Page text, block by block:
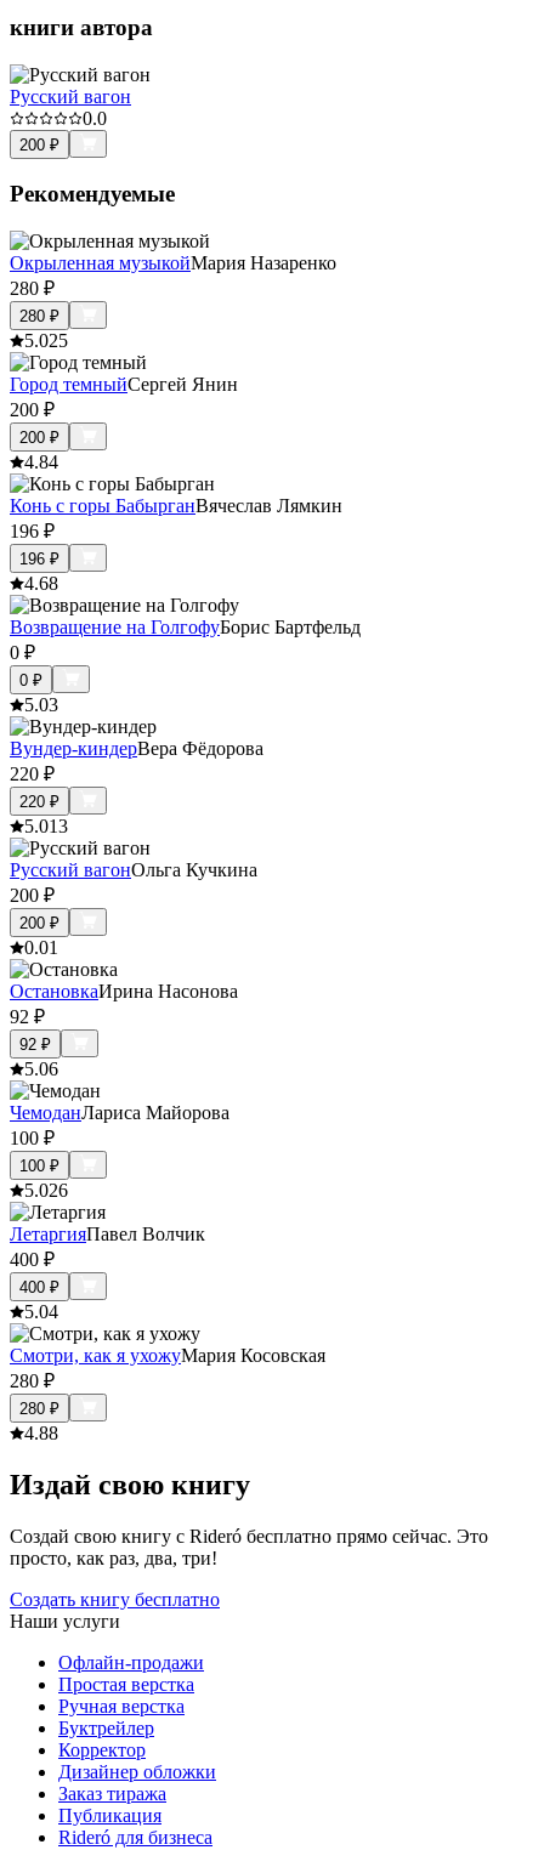
книги автора
Русский вагон
0.0
200 ₽
Рекомендуемые
Окрыленная музыкойМария Назаренко
280 ₽
280 ₽
5.025
Город темныйСергей Янин
200 ₽
200 ₽
4.84
Конь с горы БабырганВячеслав Лямкин
196 ₽
196 ₽
4.68
Возвращение на ГолгофуБорис Бартфельд
0 ₽
0 ₽
5.03
Вундер-киндерВера Фёдорова
220 ₽
220 ₽
5.013
Русский вагонОльга Кучкина
200 ₽
200 ₽
0.01
ОстановкаИрина Насонова
92 ₽
92 ₽
5.06
ЧемоданЛариса Майорова
100 ₽
100 ₽
5.026
ЛетаргияПавел Волчик
400 ₽
400 ₽
5.04
Смотри, как я ухожуМария Косовская
280 ₽
280 ₽
4.88
Издай свою книгу
Создай свою книгу с Rideró бесплатно прямо сейчас. Это
просто, как раз, два, три!
Создать книгу бесплатно
Наши услуги
Офлайн-продажи
Простая верстка
Ручная верстка
Буктрейлер
Корректор
Дизайнер обложки
Заказ тиража
Публикация
Rideró для бизнеса